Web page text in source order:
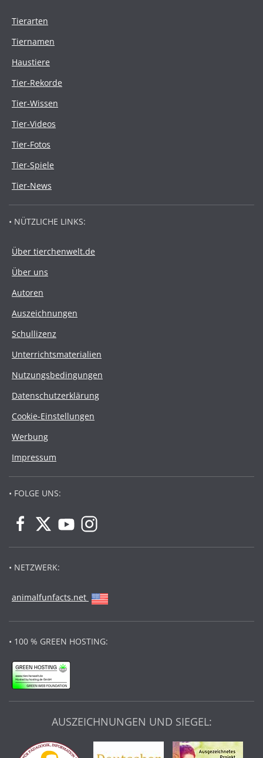
Tierarten
Tiernamen
Haustiere
Tier-Rekorde
Tier-Wissen
Tier-Videos
Tier-Fotos
Tier-Spiele
Tier-News
• NÜTZLICHE LINKS:
Über tierchenwelt.de
Über uns
Autoren
Auszeichnungen
Schullizenz
Unterrichtsmaterialien
Nutzungsbedingungen
Datenschutzerklärung
Cookie-Einstellungen
Werbung
Impressum
• FOLGE UNS:
• NETZWERK:
animalfunfacts.net
• 100 % GREEN HOSTING:
AUSZEICHNUNGEN UND SIEGEL: